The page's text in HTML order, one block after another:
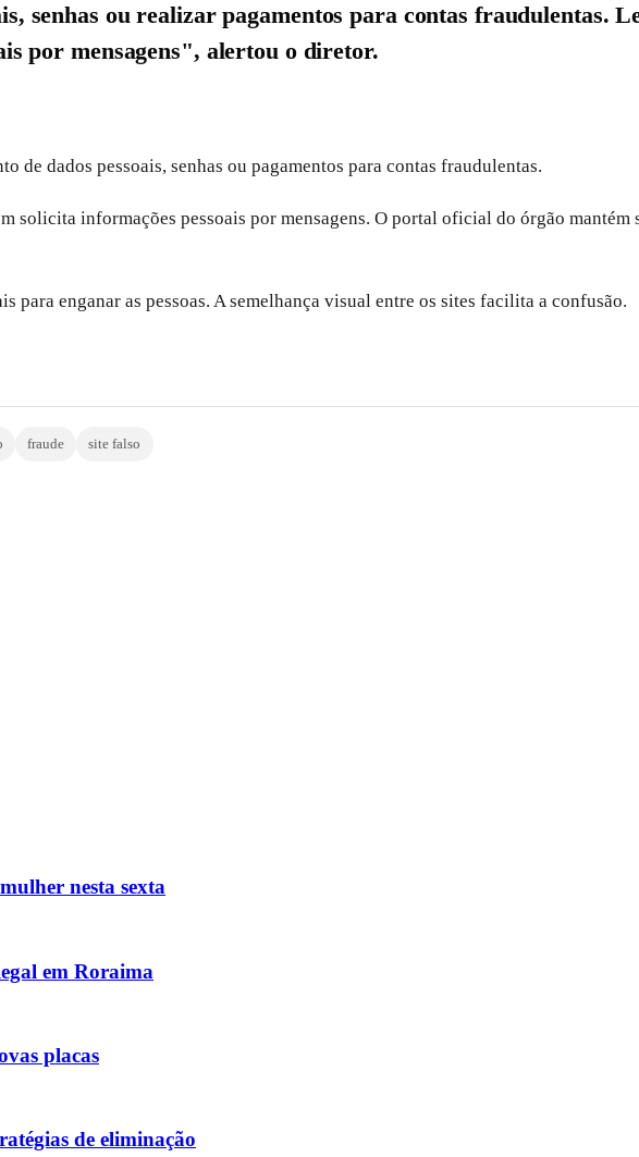
senhas ou realizar pagamentos para contas fraudulentas.
por mensagens", alertou o diretor.
dados pessoais, senhas ou pagamentos para contas fraudulentas.
solicita informações pessoais por mensagens. O portal oficial do órgão mantém
enganar as pessoas. A semelhança visual entre os sites facilita a confusão.
fraude site falso
nesta sexta
em Roraima
placas
de eliminação